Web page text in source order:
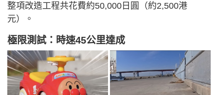
整項改造工程共花費約50,000日圓（約2,500港
元）。
極限測試：時速45公里達成